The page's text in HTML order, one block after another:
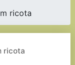
ricota
ricota